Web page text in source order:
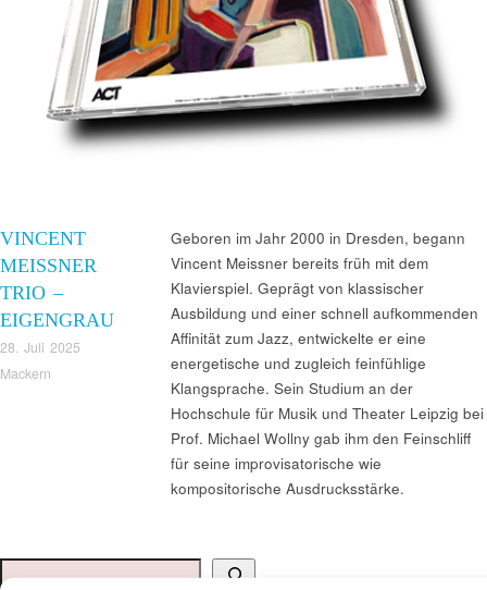
VINCENT
MEISSNER
TRIO –
EIGENGRAU
28. Juli 2025
Mackern
Geboren im Jahr 2000 in Dresden, begann
Vincent Meissner bereits früh mit dem
Klavierspiel. Geprägt von klassischer
Ausbildung und einer schnell aufkommenden
Affinität zum Jazz, entwickelte er eine
energetische und zugleich feinfühlige
Klangsprache. Sein Studium an der
Hochschule für Musik und Theater Leipzig bei
Prof. Michael Wollny gab ihm den Feinschliff
für seine improvisatorische wie
kompositorische Ausdrucksstärke.
Suchen